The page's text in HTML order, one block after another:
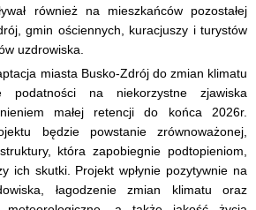
również na mieszkańców pozostałej
gmin ościennych, kuracjuszy i turystów
uzdrowiska.
miasta Busko-Zdrój do zmian klimatu
podatności na niekorzystne zjawiska
małej retencji do końca 2026r.
będzie powstanie zrównoważonej,
która zapobiegnie podtopieniom,
ich skutki. Projekt wpłynie pozytywnie na
łagodzenie zmian klimatu oraz